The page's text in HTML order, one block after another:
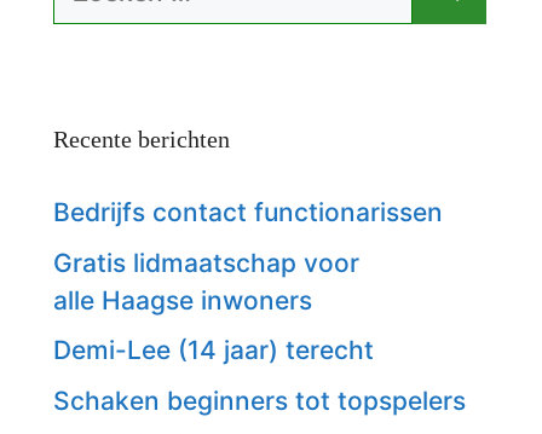
naar:
Recente berichten
Bedrijfs contact functionarissen
Gratis lidmaatschap voor
alle Haagse inwoners
Demi-Lee (14 jaar) terecht
Schaken beginners tot topspelers